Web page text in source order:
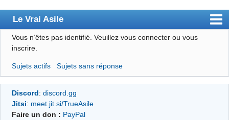
Le Vrai Asile
Accueil
Forum
Membres
Règles
Vous n’êtes pas identifié. Veuillez vous connecter ou vous
inscrire.
Sujets actifs Sujets sans réponse
Discord: discord.gg
Jitsi: meet.jit.si/TrueAsile
Faire un don : PayPal